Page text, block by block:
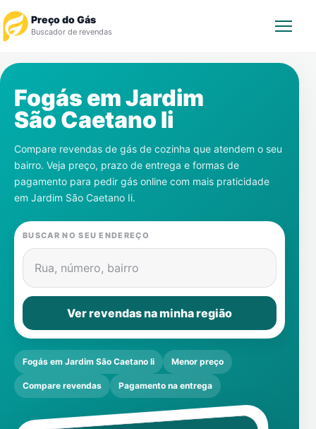
Preço do Gás
Buscador de revendas
Revendedor
Notícias
Cadastre-se
Gás
Contatos
Fogás emJardim
São Caetano Ii
Compare revendas de gás de cozinha que atendem o seu
bairro. Veja preço, prazo de entrega e formas de
pagamento para pedir gás online com mais praticidade
em Jardim São Caetano Ii.
BUSCAR NO SEU ENDEREÇO
Rua, número, bairro
Ver revendas na minha região
Fogás em Jardim São Caetano Ii Menor preço
Compare revendas Pagamento na entrega